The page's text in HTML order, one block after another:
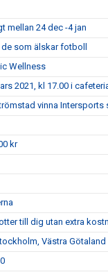
mellan 24 dec -4 jan
som älskar fotboll
Wellness
2021, kl 17.00 i
vinna Intersports
kr
till dig utan extra
Västra